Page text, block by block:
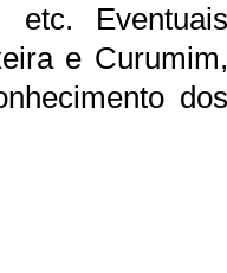
etc. Eventuais
e Curumim,
dos